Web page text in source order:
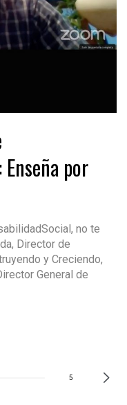
por
no te
Director de
y Creciendo,
General de
5